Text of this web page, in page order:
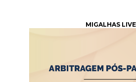
MIGALHAS LIVE